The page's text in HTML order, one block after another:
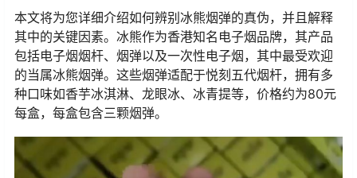
本文将为您详细介绍如何辨别冰熊烟弹的真伪，并且解释
其中的关键因素。冰熊作为香港知名电子烟品牌，其产品
包括电子烟烟杆、烟弹以及一次性电子烟，其中最受欢迎
的当属冰熊烟弹。这些烟弹适配于悦刻五代烟杆，拥有多
种口味如香芋冰淇淋、龙眼冰、冰青提等，价格约为80元
每盒，每盒包含三颗烟弹。